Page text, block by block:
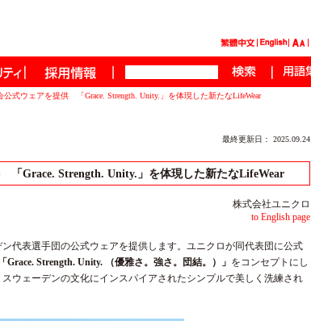
式ウェアを提供 「Grace. Strength. Unity.」を体現した新たなLifeWear
最終更新日： 2025.09.24
Grace. Strength. Unity.」を体現した新たなLifeWear
株式会社ユニクロ
to English page
代表選手団の公式ウェアを提供します。ユニクロが同代表団に公式
「Grace. Strength. Unity. （優雅さ。強さ。団結。）」 をコンセプトにし
ウェーデンの文化にインスパイアされたシンプルで美しく洗練され